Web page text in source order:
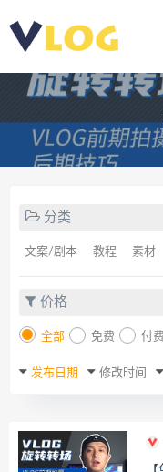
分类
文案/剧本 教程 素材
价格
全部 免费 付费
发布日期 修改时间